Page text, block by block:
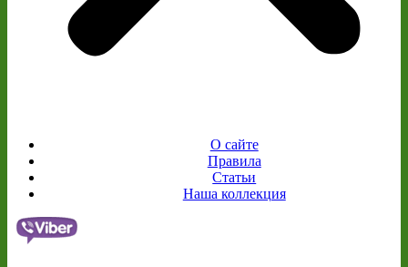
О сайте
Правила
Статьи
Наша коллекция